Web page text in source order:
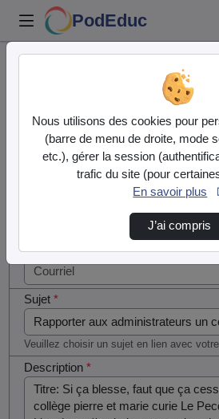
PodEduc
Contactez nous
Votre message
Courriel*
Sujet*
Veuillez choisir un sujet en lien avec
Description*
si vous
êtes un
humain en
Nous utilisons des cookies pour
(barre de menu de droite, mode
etc.), gérer la session
trafic du site (pour
En savoir plus
J’ai compris